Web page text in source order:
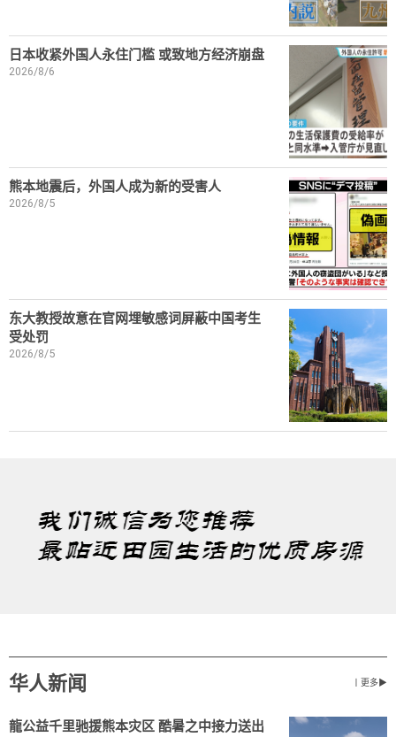
日本收紧外国人永住门槛 或致地方经济崩盘
2026/8/6
熊本地震后，外国人成为新的受害人
2026/8/5
东大教授故意在官网埋敏感词屏蔽中国考生
受处罚
2026/8/5
华人新闻 丨更多▶
龍公益千里驰援熊本灾区 酷暑之中接力送出